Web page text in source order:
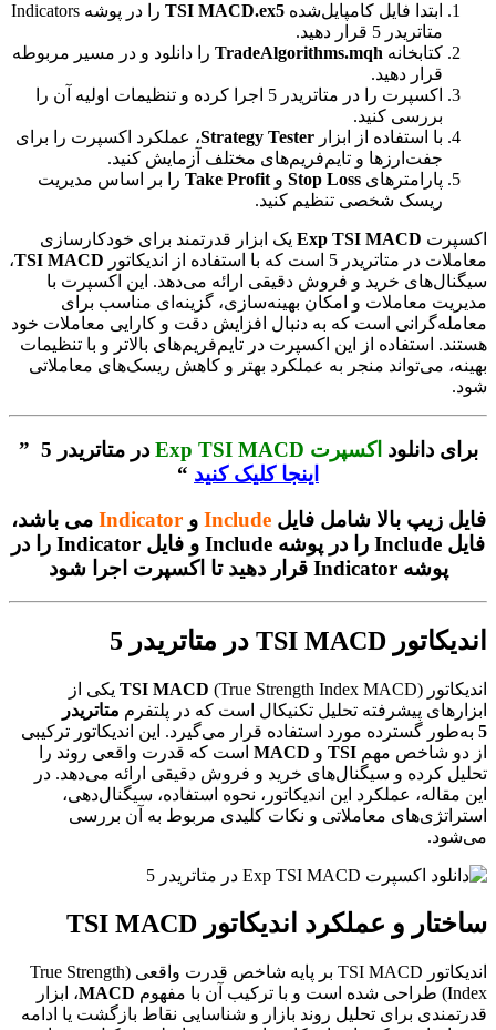
ابتدا فایل کامپایل‌شده TSI MACD.ex5
را در پوشه Indicators
متاتریدر 5 قرار دهید.
کتابخانه TradeAlgorithms.mqh را دانلود و در مسیر مربوطه
قرار دهید.
اکسپرت را در متاتریدر 5 اجرا کرده و تنظیمات اولیه آن را
بررسی کنید.
با استفاده از ابزار Strategy Tester، عملکرد اکسپرت را برای
جفت‌ارزها و تایم‌فریم‌های مختلف آزمایش کنید.
پارامترهای Stop Loss و Take Profit را بر اساس مدیریت
ریسک شخصی تنظیم کنید.
اکسپرت Exp TSI MACD یک ابزار قدرتمند برای خودکارسازی
معاملات در متاتریدر 5 است که با استفاده از اندیکاتور
TSI MACD،
سیگنال‌های خرید و فروش دقیقی ارائه می‌دهد. این اکسپرت با
مدیریت معاملات و امکان بهینه‌سازی، گزینه‌ای مناسب برای
معامله‌گرانی است که به دنبال افزایش دقت و کارایی معاملات خود
هستند. استفاده از این اکسپرت در تایم‌فریم‌های بالاتر و با تنظیمات
بهینه، می‌تواند منجر به عملکرد بهتر و کاهش ریسک‌های معاملاتی
شود.
برای دانلود اکسپرت Exp TSI MACD
در متاتریدر 5 ”
اینجا کلیک کنید “
فایل زیپ بالا شامل فایلInclude وIndicator می باشد،
فایل Include را در پوشه Include و فایل Indicator را در
پوشه Indicator قرار دهید تا اکسپرت اجرا شود
اندیکاتور TSI MACD در متاتریدر 5
اندیکاتور TSI MACD (True Strength Index MACD) یکی از
ابزارهای پیشرفته تحلیل تکنیکال است که در پلتفرم متاتریدر
5 به‌طور گسترده مورد استفاده قرار می‌گیرد. این اندیکاتور ترکیبی
از دو شاخص مهم TSI و MACD است که قدرت واقعی روند را
تحلیل کرده و سیگنال‌های خرید و فروش دقیقی ارائه می‌دهد. در
این مقاله، عملکرد این اندیکاتور، نحوه استفاده، سیگنال‌دهی،
استراتژی‌های معاملاتی و نکات کلیدی مربوط به آن بررسی
می‌شود.
ساختار و عملکرد اندیکاتور TSI MACD
اندیکاتور TSI MACD بر پایه شاخص قدرت واقعی (True Strength
Index) طراحی شده است و با ترکیب آن با مفهوم
MACD، ابزار
قدرتمندی برای تحلیل روند بازار و شناسایی نقاط بازگشت یا ادامه